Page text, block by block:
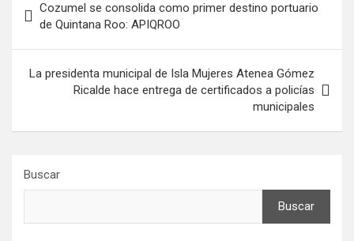
de
entradas
Cozumel se consolida como primer destino portuario
de Quintana Roo: APIQROO
La presidenta municipal de Isla Mujeres Atenea Gómez
Ricalde hace entrega de certificados a policías
municipales
Buscar
Buscar